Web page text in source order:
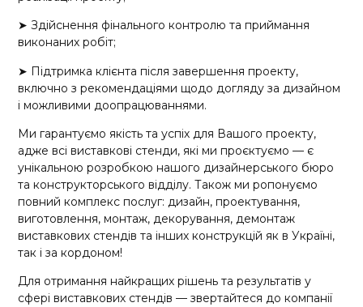
➤ Здійснення фінального контролю та приймання
виконаних робіт;
➤ Підтримка клієнта після завершення проекту,
включно з рекомендаціями щодо догляду за дизайном
і можливими доопрацюваннями.
Ми гарантуємо якість та успіх для Вашого проекту,
адже всі виставкові стенди, які ми проєктуємо — є
унікальною розробкою нашого дизайнерського бюро
та конструкторського відділу. Також ми ропонуємо
повний комплекс послуг: дизайн, проектування,
виготовлення, монтаж, декорування, демонтаж
виставкових стендів та інших конструкцій як в Україні,
так і за кордоном!
Для отримання найкращих рішень та результатів у
сфері виставкових стендів — звертайтеся до компанії